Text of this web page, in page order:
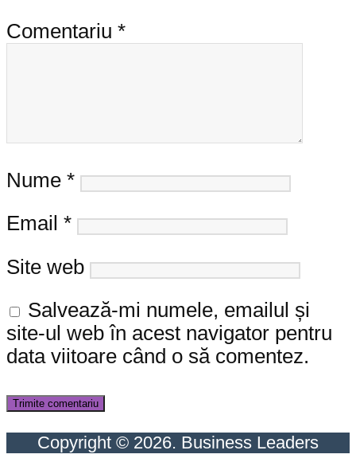
Comentariu *
Nume *
Email *
Site web
Salvează-mi numele, emailul și
site-ul web în acest navigator pentru
data viitoare când o să comentez.
Copyright © 2026. Business Leaders